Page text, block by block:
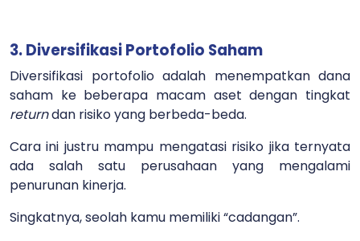
3. Diversifikasi Portofolio Saham
Diversifikasi portofolio adalah menempatkan dana
saham ke beberapa macam aset dengan tingkat
returndan risiko yang berbeda-beda.
Cara ini justru mampu mengatasi risiko jika ternyata
ada salah satu perusahaan yang mengalami
penurunan kinerja.
Singkatnya, seolah kamu memiliki “cadangan”.